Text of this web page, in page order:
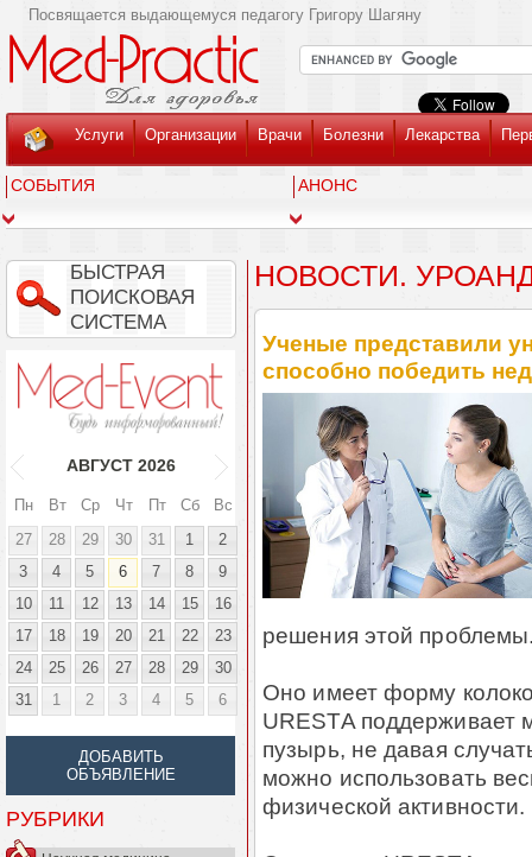
Посвящается выдающемуся педагогу Григору Шагяну
Услуги Организации Врачи Болезни Лекарства
СОБЫТИЯ АНОНС
БЫСТРАЯ
ПОИСКОВАЯ
СИСТЕМА
АВГУСТ 2026
Пн Вт Ср Чт Пт Сб
Вс
27
28 29 30 31 1
2
3
4 5 6 7 8
9
10
11 12 13 14 15
16
17
18 19 20 21 22
23
24
25 26 27 28 29
30
31
1 2 3 4 5 6
ДОБАВИТЬ
ОБЪЯВЛЕНИЕ
РУБРИКИ
НОВОСТИ.
Ученые представили
способно победить
решения этой
Оно имеет форму
URESTA
пузырь, не давая
можно использовать
физической активности.